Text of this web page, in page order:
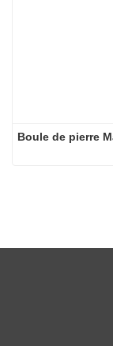
Boule de pierre